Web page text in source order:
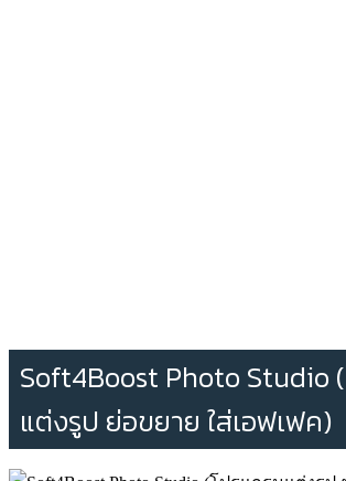
Soft4Boost Photo Studio
แต่งรูป ย่อขยาย ใส่เอฟเฟค)